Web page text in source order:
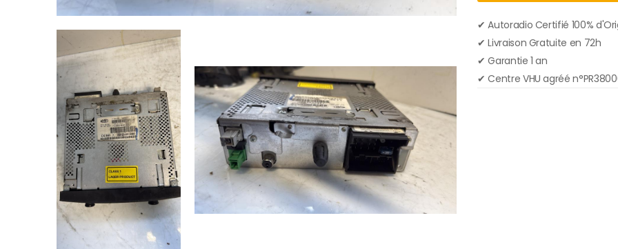
✔ Autoradio Certifié 100%
✔︎ Livraison Gratuite en 72h
✔︎ Garantie 1 an
✔︎ Centre VHU agréé